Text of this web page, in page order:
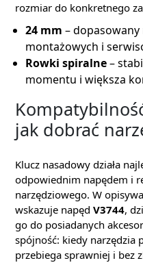
rozmiar do konkretnego
24 mm –
montażowych i
Rowki spiralne–
momentu i większa
jak dobrać
Klucz nasadowy działa
odpowiednim napędem i
narzędziowego. W
wskazuje napęd V3744,
go do posiadanych
spójność: kiedy narzędzia
przebiega sprawniej i bez